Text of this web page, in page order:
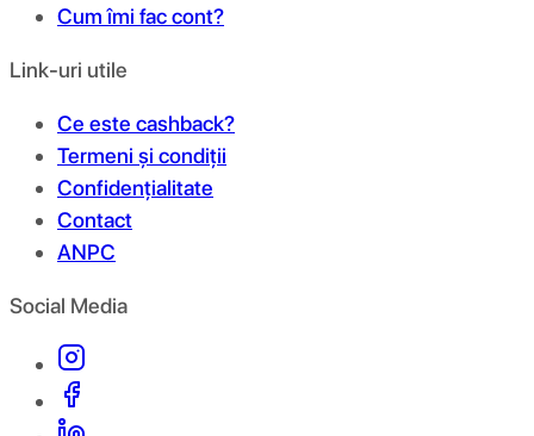
Cum îmi fac cont?
Link-uri utile
Ce este cashback?
Termeni și condiții
Confidențialitate
Contact
ANPC
Social Media